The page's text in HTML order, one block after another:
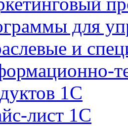
для
и
1С
лист 1С